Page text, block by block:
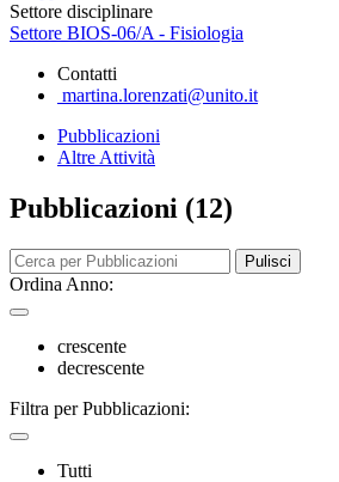
Settore disciplinare
Settore BIOS-06/A - Fisiologia
Contatti
martina.lorenzati@unito.it
Pubblicazioni
Altre Attività
Pubblicazioni (12)
Pulisci
Ordina Anno:
crescente
decrescente
Filtra per Pubblicazioni:
Tutti